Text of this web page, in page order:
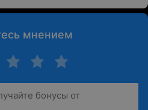
мнением